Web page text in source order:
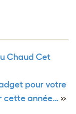
Chaud Cet
pour votre
cette année… »